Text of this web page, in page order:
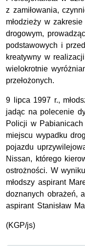
z zamiłowania,
młodzieży w
drogowym,
podstawowych i
kreatywny w
wielokrotnie
przełożonych.
9 lipca 1997 r.,
jadąc na polecenie
Policji w
miejscu wypadku
pojazdu
Nissan, którego
ostrożności. W
młodszy aspirant
doznanych obrażeń,
aspirant Stanisław
(KGP/js)